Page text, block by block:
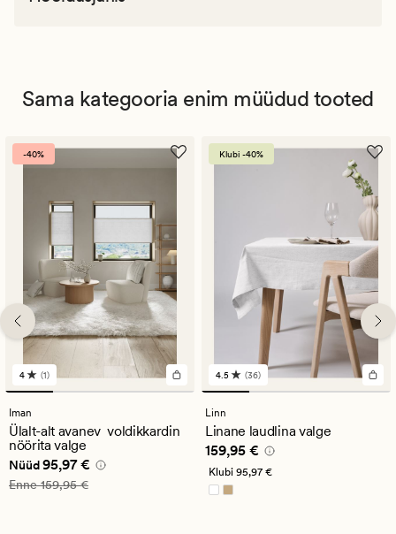
Sama kategooria enim müüdud tooted
-40%
1
arvustust
keskmise
hinnanguga
4
4 (1)
Iman
Ülalt-alt avanev voldikkardin
nöörita valge
Nåværende pris_ee
Nüüd95,97 €
Vanlig pris_ee 159,95 €
Enne159,95 €
Klubi -40%
36
arvustust
keskmise
hinnanguga
4.5
4.5 (36)
Linn
Linane laudlina valge
Pris_ee 159,95 €
159,95 €
Klubi 95,97 €